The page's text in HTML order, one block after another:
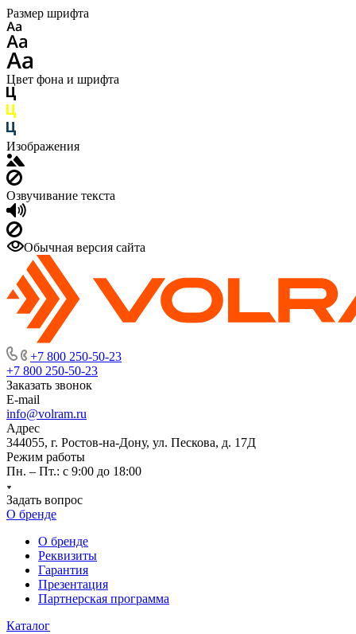
Размер шрифта
Цвет фона и шрифта
Изображения
Озвучивание текста
Обычная версия сайта
+7 800 250-50-23
+7 800 250-50-23
Заказать звонок
E-mail
info@volram.ru
Адрес
344055, г. Ростов-на-Дону, ул. Пескова, д. 17Д
Режим работы
Пн. – Пт.: с 9:00 до 18:00
Задать вопрос
О бренде
О бренде
Реквизиты
Гарантия
Презентация
Партнерская программа
Каталог